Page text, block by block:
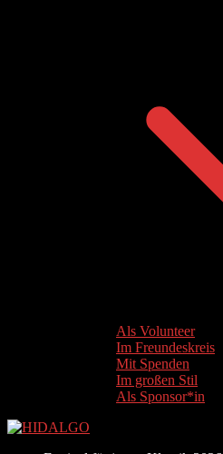
Als Volunteer
Im Freundeskreis
Mit Spenden
Im großen Stil
Als Sponsor*in